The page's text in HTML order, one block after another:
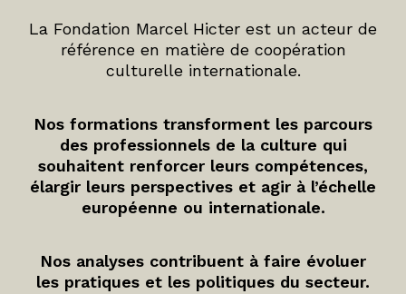
La Fondation Marcel Hicter est un acteur de
référence en matière de coopération
culturelle internationale.
Nos formations transforment les parcours
des professionnels de la culture qui
souhaitent renforcer leurs compétences,
élargir leurs perspectives et agir à l’échelle
européenne ou internationale.
Nos analyses contribuent à faire évoluer
les pratiques et les politiques du secteur.